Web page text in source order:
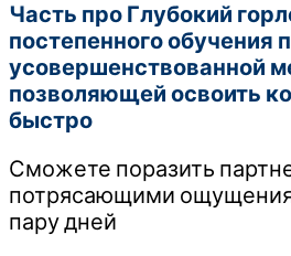
Часть про Глубокий
постепенного обучения
усовершенствованной
позволяющей освоить
быстро
Сможете поразить
потрясающими
пару дней